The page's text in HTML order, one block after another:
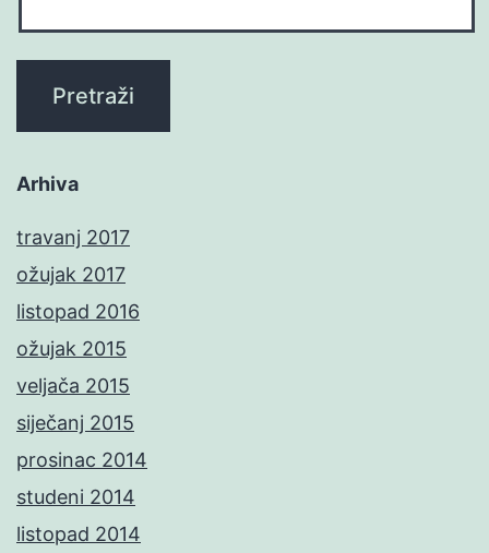
Arhiva
travanj 2017
ožujak 2017
listopad 2016
ožujak 2015
veljača 2015
siječanj 2015
prosinac 2014
studeni 2014
listopad 2014